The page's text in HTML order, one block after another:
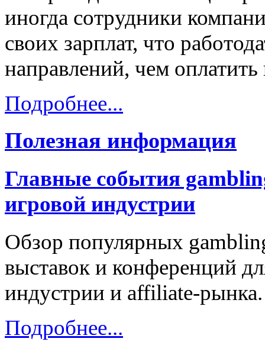
иногда сотрудники
своих зарплат, что
направлений, чем оплатить
Подробнее...
Полезная информация
Главные события
игровой индустрии
Обзор популярных
выставок и конференций
индустрии и affiliate-рынка.
Подробнее...